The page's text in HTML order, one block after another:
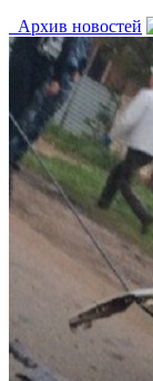
Архив новостей